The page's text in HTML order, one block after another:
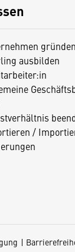
gründen
ausbilden
/